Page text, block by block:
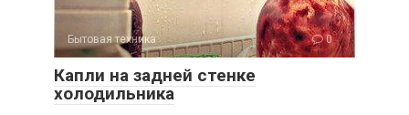
Бытовая техника 0
Капли на задней стенке
холодильника